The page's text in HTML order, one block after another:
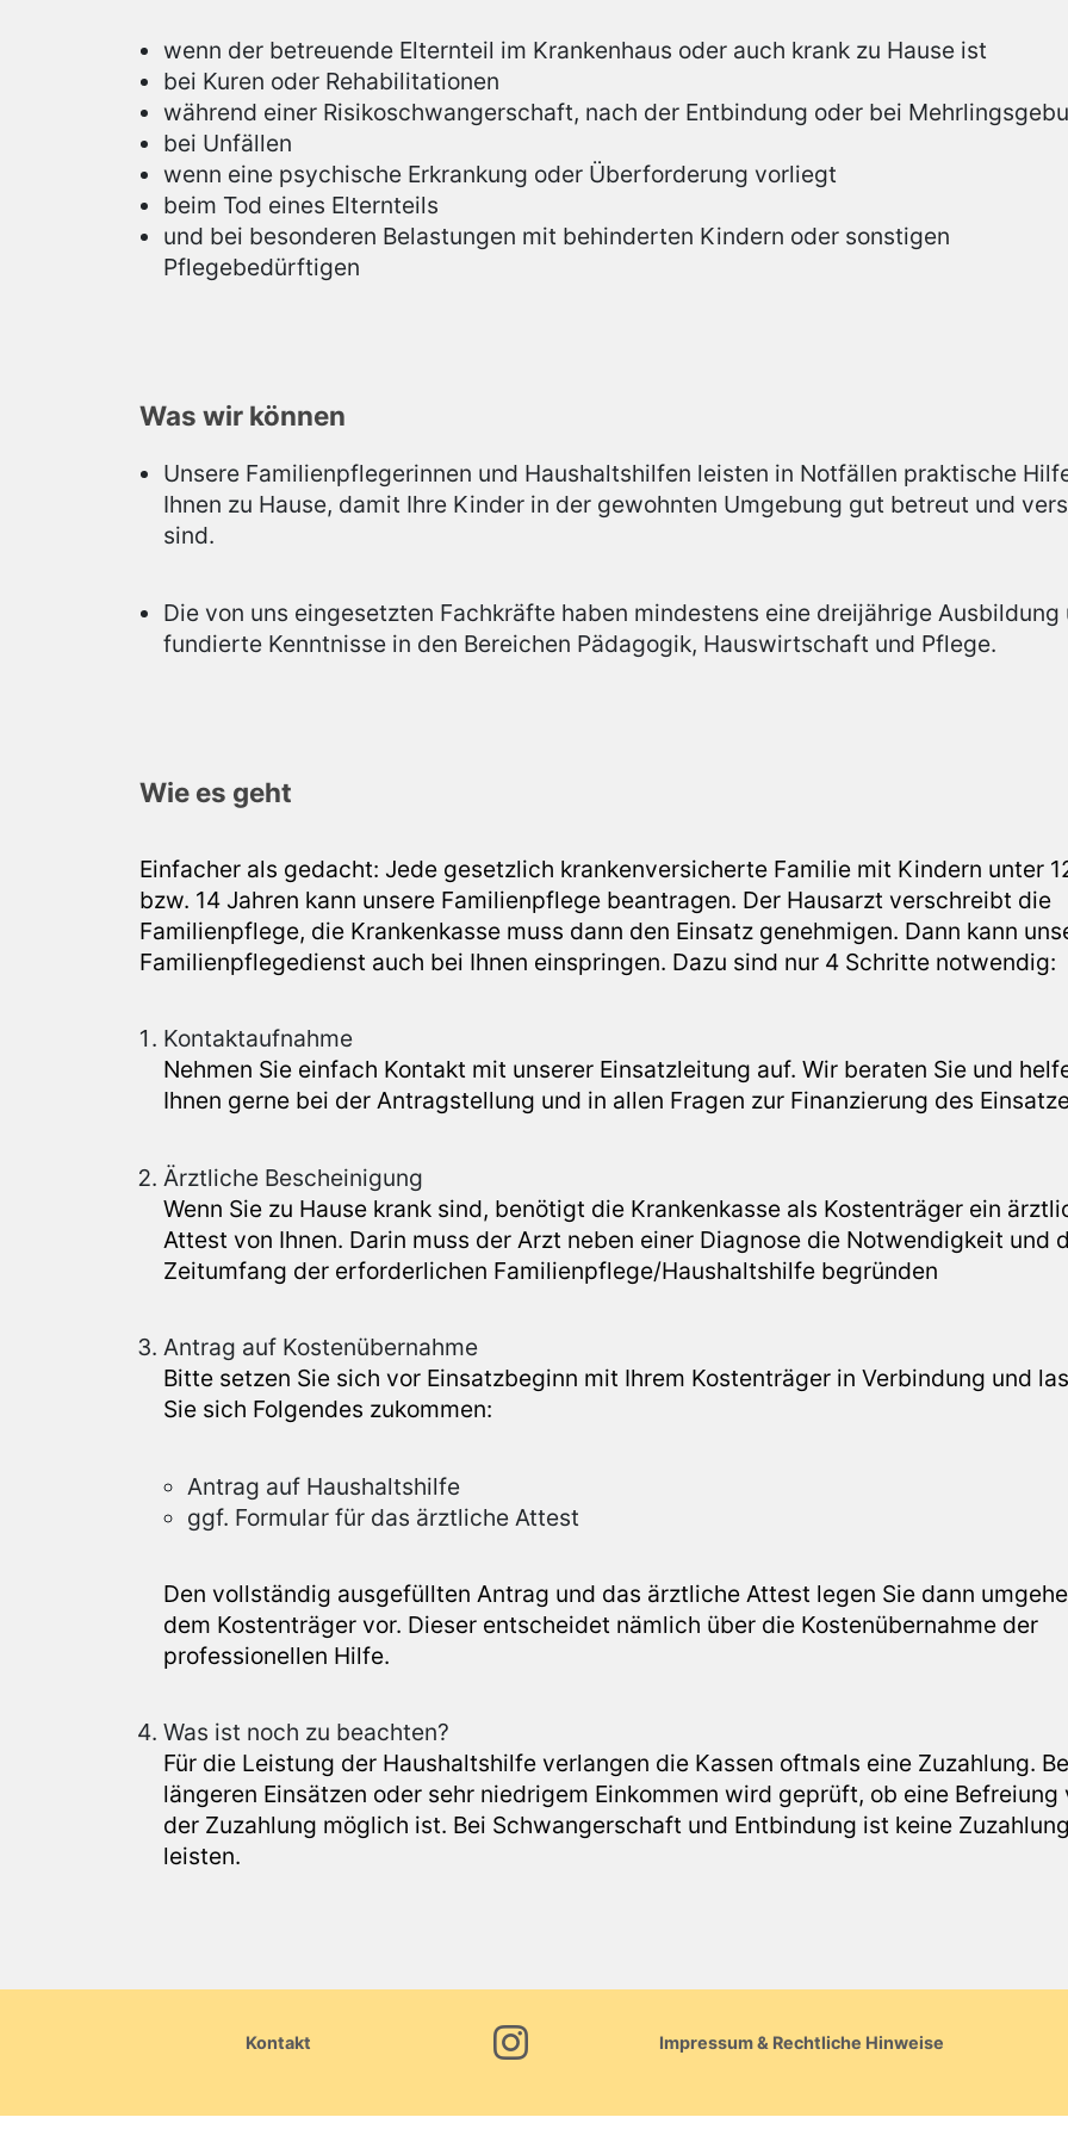
wenn der betreuende Elternteil im Krankenhaus oder auch krank zu Hause ist
bei Kuren oder Rehabilitationen
während einer Risikoschwangerschaft, nach der Entbindung oder bei
bei Unfällen
wenn eine psychische Erkrankung oder Überforderung vorliegt
beim Tod eines Elternteils
und bei besonderen Belastungen mit behinderten Kindern oder sonstigen
Pflegebedürftigen
Was wir können
Unsere Familienpflegerinnen und Haushaltshilfen leisten in Notfällen praktische
Ihnen zu Hause, damit Ihre Kinder in der gewohnten Umgebung gut betreut und
sind.
Die von uns eingesetzten Fachkräfte haben mindestens eine dreijährige Ausbildung
fundierte Kenntnisse in den Bereichen Pädagogik, Hauswirtschaft und Pflege.
Wie es geht
Einfacher als gedacht: Jede gesetzlich krankenversicherte Familie mit Kindern unter
bzw. 14 Jahren kann unsere Familienpflege beantragen. Der Hausarzt verschreibt die
Familienpflege, die Krankenkasse muss dann den Einsatz genehmigen. Dann kann
Familienpflegedienst auch bei Ihnen einspringen. Dazu sind nur 4 Schritte notwendig:
Kontaktaufnahme
Nehmen Sie einfach Kontakt mit unserer Einsatzleitung auf. Wir beraten Sie und
Ihnen gerne bei der Antragstellung und in allen Fragen zur Finanzierung des
Ärztliche Bescheinigung
Wenn Sie zu Hause krank sind, benötigt die Krankenkasse als Kostenträger ein
Attest von Ihnen. Darin muss der Arzt neben einer Diagnose die Notwendigkeit und
Zeitumfang der erforderlichen Familienpflege/Haushaltshilfe begründen
Antrag auf Kostenübernahme
Bitte setzen Sie sich vor Einsatzbeginn mit Ihrem Kostenträger in Verbindung und
Sie sich Folgendes zukommen:
Antrag auf Haushaltshilfe
ggf. Formular für das ärztliche Attest
Den vollständig ausgefüllten Antrag und das ärztliche Attest legen Sie dann
dem Kostenträger vor. Dieser entscheidet nämlich über die Kostenübernahme der
professionellen Hilfe.
Was ist noch zu beachten?
Für die Leistung der Haushaltshilfe verlangen die Kassen oftmals eine Zuzahlung.
längeren Einsätzen oder sehr niedrigem Einkommen wird geprüft, ob eine Befreiung
der Zuzahlung möglich ist. Bei Schwangerschaft und Entbindung ist keine
leisten.
Kontakt Impressum & Rechtliche Hinweise